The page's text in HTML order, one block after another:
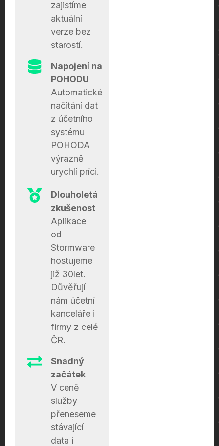
zajistíme
aktuální
verze bez
starostí.
Napojení na
POHODU
Automatické
načítání dat
z účetního
systému
POHODA
výrazně
urychlí príci.
Dlouholetá
zkušenost
Aplikace
od
Stormware
hostujeme
již 30let.
Důvěřují
nám účetní
kanceláře i
firmy z celé
ČR.
Snadný
začátek
V ceně
služby
přeneseme
stávající
data i